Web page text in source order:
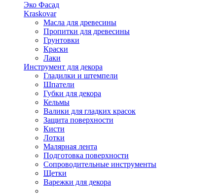
Эко Фасад
Kraskovar
Масла для древесины
Пропитки для древесины
Грунтовки
Краски
Лаки
Инструмент для декора
Гладилки и штемпели
Шпатели
Губки для декора
Кельмы
Валики для гладких красок
Защита поверхности
Кисти
Лотки
Малярная лента
Подготовка поверхности
Сопроводительные инструменты
Щетки
Варежки для декора